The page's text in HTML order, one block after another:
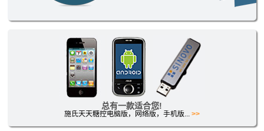
总有一款适合您!
施氏天天糖控电脑版，网络版，手机版... >>